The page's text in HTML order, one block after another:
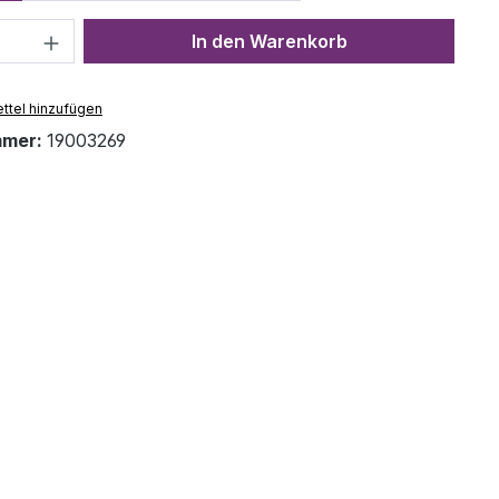
Anzahl: Gib den gewünschten Wert
In den Warenkorb
hinzufügen
19003269